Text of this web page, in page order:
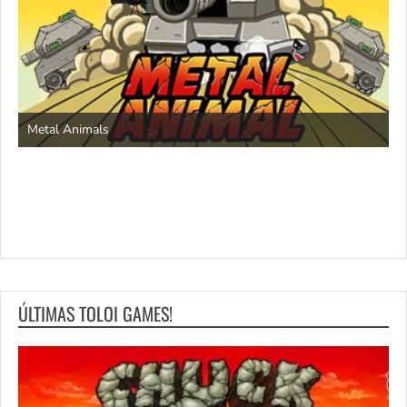
Metal Animals
ÚLTIMAS TOLOI GAMES!